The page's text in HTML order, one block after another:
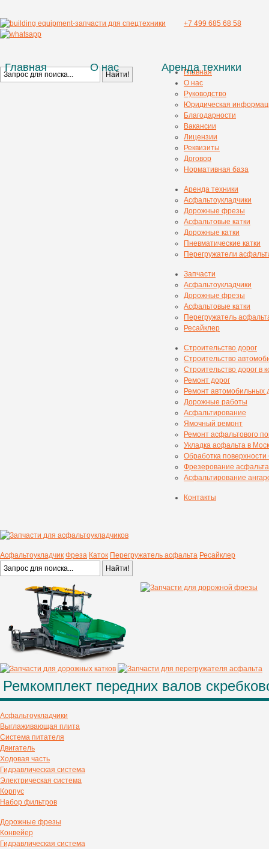
+7 499 685 68 58
Главная О нас Аренда техники
Главная
О нас
Руководство
Юридическая
Благодарности
Вакансии
Лицензии
Реквизиты
Договор
Нормативная база
Аренда техники
Асфальтоукладчики
Дорожные фрезы
Асфальтовые катки
Дорожные катки
Пневматические катки
Перегружатели
Запчасти
Асфальтоукладчики
Дорожные фрезы
Асфальтовые катки
Перегружатель
Ресайклер
Строительство дорог
Строительство
Строительство дорог в
Ремонт дорог
Ремонт автомобильных
Дорожные работы
Асфальтирование
Ямочный ремонт
Ремонт асфальтового
Укладка асфальта в
Обработка
Фрезерование асфальта
Асфальтирование
Контакты
Асфальтоукладчик Фреза Каток Перегружатель асфальта Ресайклер
Асфальтоукладчики
Выглаживающая плита
Система питателя
Двигатель
Ходовая часть
Гидравлическая система
Электрическая система
Корпус
Набор фильтров
Дорожные фрезы
Конвейер
Гидравлическая система